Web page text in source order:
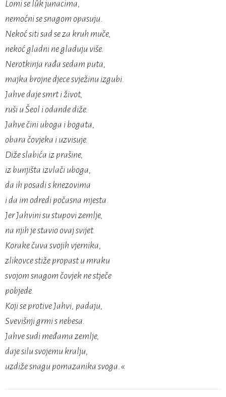
Lomi se lûk junacima,
nemoćni se snagom opasuju.
Nekoć siti sad se za kruh muče,
nekoć gladni ne gladuju više.
Nerotkinja rađa sedam puta,
majka brojne djece svježinu izgubi.
Jahve daje smrt i život,
ruši u Šeol i odande diže.
Jahve čini uboga i bogata,
obara čovjeka i uzvisuje.
Diže slabića iz prašine,
iz bunjišta izvlači uboga,
da ih posadi s knezovima
i da im odredi počasna mjesta.
Jer Jahvini su stupovi zemlje,
na njih je stavio ovaj svijet.
Korake čuva svojih vjernika,
zlikovce stiže propast u mraku
svojom snagom čovjek ne stječe
pobjede.
Koji se protive Jahvi, padaju,
Svevišnji grmi s nebesa.
Jahve sudi međama zemlje,
daje silu svojemu kralju,
uzdiže snagu pomazanika svoga.«